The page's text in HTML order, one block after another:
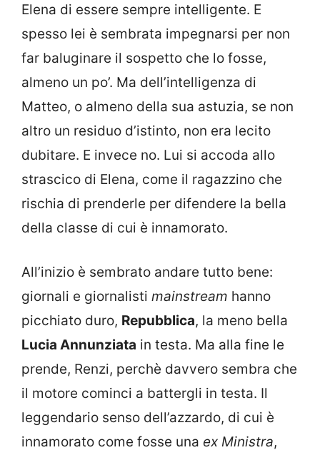
Elena di essere sempre intelligente. E
spesso lei è sembrata impegnarsi per non
far baluginare il sospetto che lo fosse,
almeno un po’. Ma dell’intelligenza di
Matteo, o almeno della sua astuzia, se non
altro un residuo d’istinto, non era lecito
dubitare. E invece no. Lui si accoda allo
strascico di Elena, come il ragazzino che
rischia di prenderle per difendere la bella
della classe di cui è innamorato.
All’inizio è sembrato andare tutto bene:
giornali e giornalisti mainstream hanno
picchiato duro, Repubblica, la meno bella
Lucia Annunziata in testa. Ma alla fine le
prende, Renzi, perchè davvero sembra che
il motore cominci a battergli in testa. Il
leggendario senso dell’azzardo, di cui è
innamorato come fosse una ex Ministra,